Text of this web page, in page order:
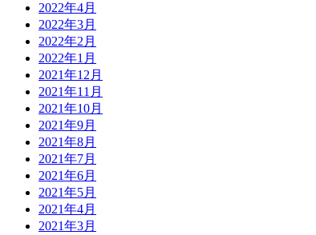
2022年4月
2022年3月
2022年2月
2022年1月
2021年12月
2021年11月
2021年10月
2021年9月
2021年8月
2021年7月
2021年6月
2021年5月
2021年4月
2021年3月